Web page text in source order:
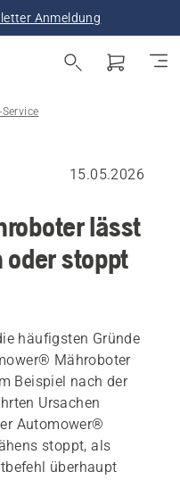
Anmeldung
15.05.2026
lässt
stoppt
häufigsten Gründe
Mähroboter
Beispiel nach der
Ursachen
Automower®
stoppt, als
überhaupt